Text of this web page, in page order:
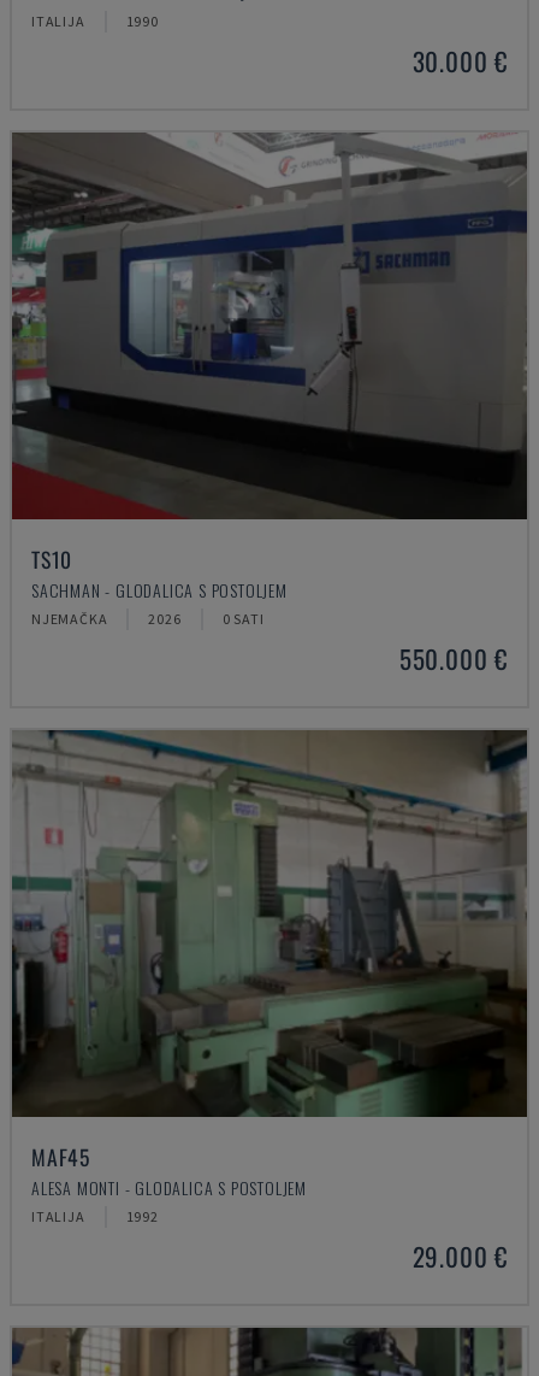
ITALIJA 1990
30.000 €
TS10
SACHMAN - GLODALICA S POSTOLJEM
NJEMAČKA 2026 0 SATI
550.000 €
MAF45
ALESA MONTI - GLODALICA S POSTOLJEM
ITALIJA 1992
29.000 €